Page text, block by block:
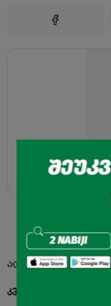
აღწერა
კვებითი